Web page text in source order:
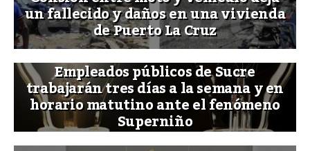
un fallecido y daños en una vivienda
de Puerto La Cruz
Empleados públicos de Sucre
trabajarán tres días a la semana y en
horario matutino ante el fenómeno
Superniño